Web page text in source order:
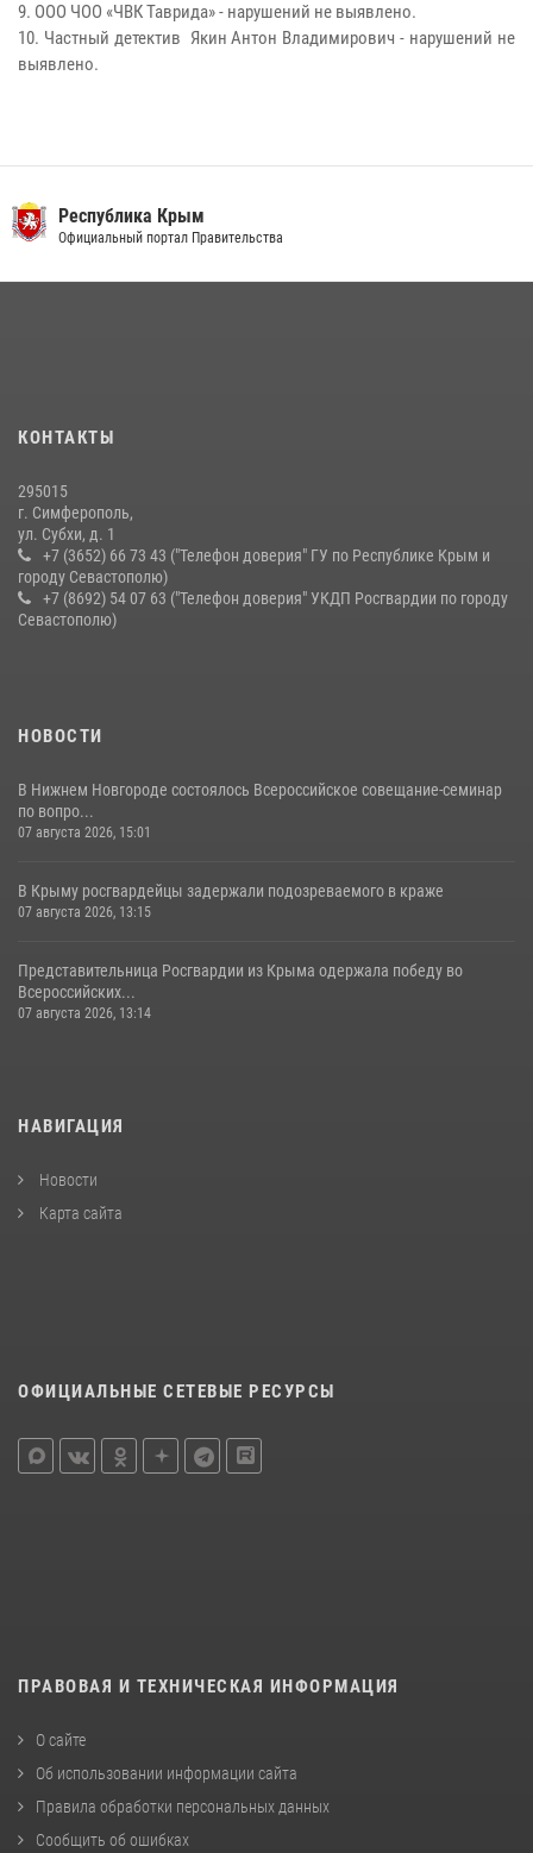
9. ООО ЧОО «ЧВК Таврида» - нарушений не выявлено.
10. Частный детектив Якин Антон Владимирович - нарушений не
выявлено.
Республика Крым
Официальный портал Правительства
КОНТАКТЫ
295015
г. Симферополь,
ул. Субхи, д. 1
+7 (3652) 66 73 43 ("Телефон доверия" ГУ по Республике Крым и
городу Севастополю)
+7 (8692) 54 07 63 ("Телефон доверия" УКДП Росгвардии по городу
Севастополю)
НОВОСТИ
В Нижнем Новгороде состоялось Всероссийское совещание-семинар
по вопро...
07 августа 2026, 15:01
В Крыму росгвардейцы задержали подозреваемого в краже
07 августа 2026, 13:15
Представительница Росгвардии из Крыма одержала победу во
Всероссийских...
07 августа 2026, 13:14
НАВИГАЦИЯ
Новости
Карта сайта
ОФИЦИАЛЬНЫЕ СЕТЕВЫЕ РЕСУРСЫ
ПРАВОВАЯ И ТЕХНИЧЕСКАЯ ИНФОРМАЦИЯ
О сайте
Об использовании информации сайта
Правила обработки персональных данных
Сообщить об ошибках